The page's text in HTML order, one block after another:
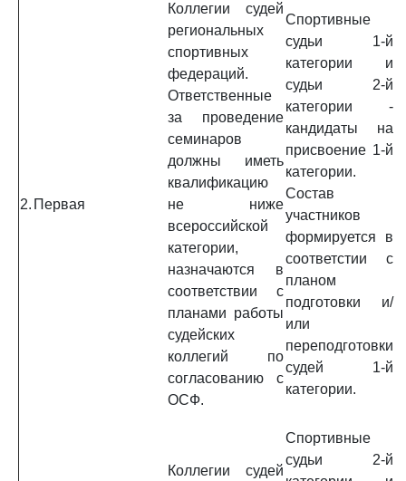
2. Первая
Коллегии судей
региональных
спортивных
федераций.
Ответственные
за проведение
семинаров
должны иметь
квалификацию
не ниже
всероссийской
категории,
назначаются в
соответствии с
планами работы
судейских
коллегий по
согласованию с
ОСФ.
Спортивные
судьи 1-й
категории и
судьи 2-й
категории -
кандидаты на
присвоение 1-й
категории.
Состав
участников
формируется в
соответстии с
планом
подготовки и/
или
переподготовки
судей 1-й
категории.
Коллегии судей
Спортивные
судьи 2-й